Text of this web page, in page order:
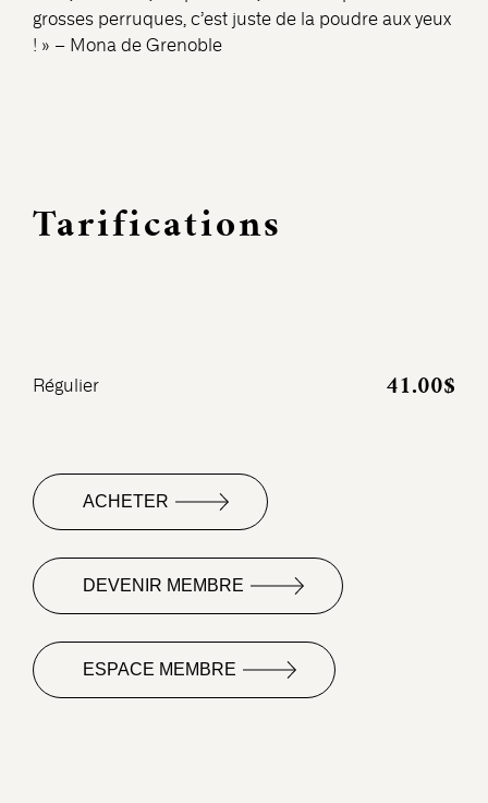
grosses perruques, c’est juste de la poudre aux yeux
! » – Mona de Grenoble
Tarifications
Régulier 41.00$
ACHETER
DEVENIR MEMBRE
ESPACE MEMBRE